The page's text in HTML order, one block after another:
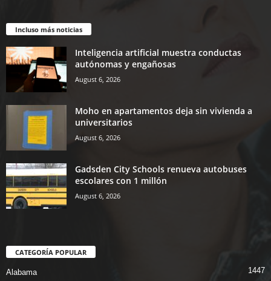
Incluso más noticias
Inteligencia artificial muestra conductas
autónomas y engañosas
August 6, 2026
Moho en apartamentos deja sin vivienda a
universitarios
August 6, 2026
Gadsden City Schools renueva autobuses
escolares con 1 millón
August 6, 2026
CATEGORÍA POPULAR
Alabama 1447